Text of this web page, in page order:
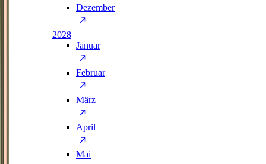
Dezember
2028
Januar
Februar
März
April
Mai